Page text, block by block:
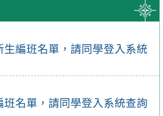
編班名單，請同學登入系統
名單，請同學登入系統查詢